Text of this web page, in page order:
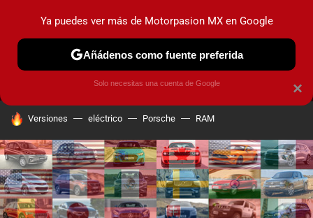
MENÚ NUEVO
INDUSTRIA HOY NO CIRCULA
HOY SE HABLA DE
Versiones eléctrico Porsche RAM
×
Ya puedes ver más de Motorpasion MX en Google
Añádenos como fuente preferida
Solo necesitas una cuenta de Google